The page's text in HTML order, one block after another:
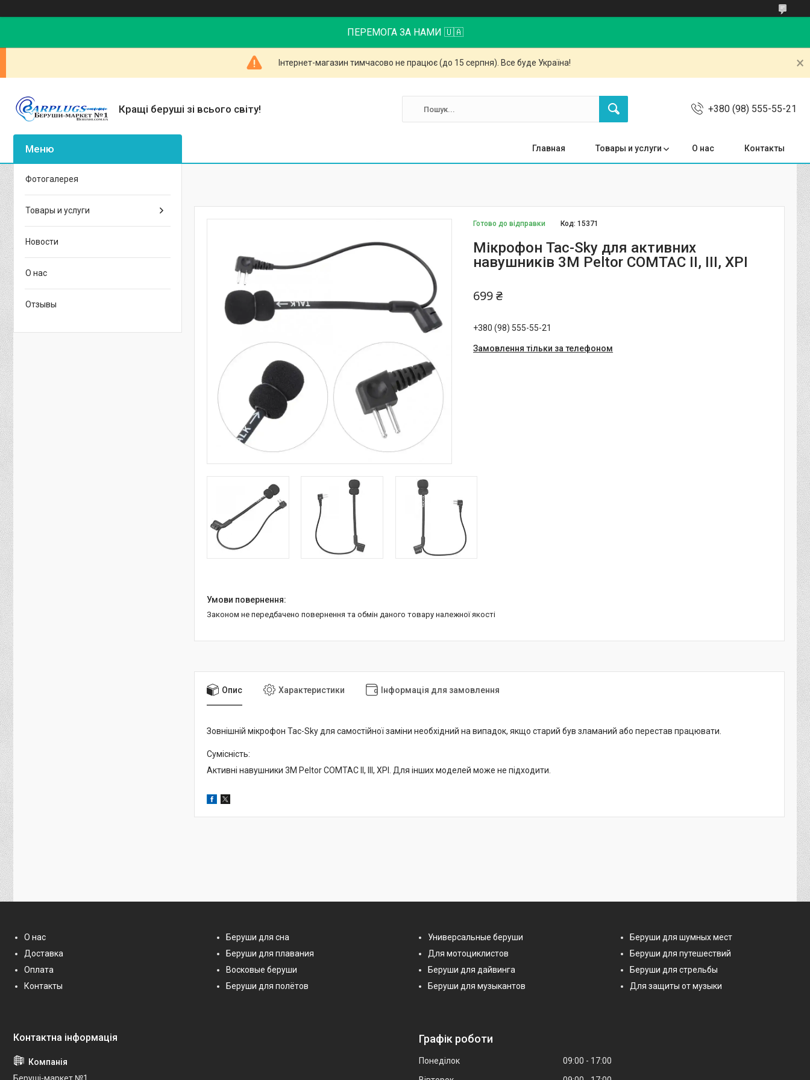
ПЕРЕМОГА ЗА НАМИ 🇺🇦
Інтернет-магазин тимчасово не працює (до 15 серпня). Все буде Україна!
Кращі беруші зі всього світу! +380 (98) 555-55-21
Главная Товары и услуги О нас Контакты
Готово до відправки Код:15371
Мікрофон Tac-Sky для активних
навушників 3M Peltor COMTAC II, III, XPI
699 ₴
+380 (98) 555-55-21
Замовлення тільки за телефоном
Законом не передбачено повернення та обмін даного товару належної якості
Опис Характеристики Інформація для замовлення
Зовнішній мікрофон Tac-Sky для самостійної заміни необхідний на випадок, якщо старий був зламаний або перестав працювати.
Сумісність:
Активні навушники 3M Peltor COMTAC II, III, XPI. Для інших моделей може не підходити.
Фотогалерея
Товары и услуги
Новости
О нас
Отзывы
О нас
Доставка
Оплата
Контакты
Беруши для сна
Беруши для плавания
Восковые беруши
Беруши для полётов
Универсальные беруши
Для мотоциклистов
Беруши для дайвинга
Беруши для музыкантов
Беруши для шумных мест
Беруши для путешествий
Беруши для стрельбы
Для защиты от музыки
Беруші-маркет №1
Графік роботи
Понеділок 09:00
17:00